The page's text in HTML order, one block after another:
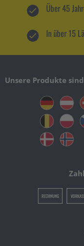
Über 45
In über 15
Unsere Produkte